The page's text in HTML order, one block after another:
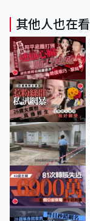
其他人也在看